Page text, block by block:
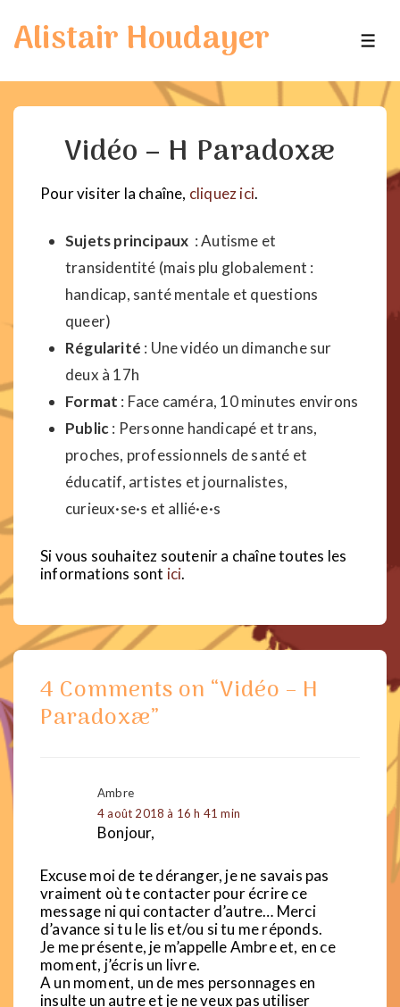
passer
Alistair Houdayer
Vidéo – H Paradoxæ
Pour visiter la chaîne, cliquez ici.
Sujets principaux : Autisme et
transidentité (mais plu globalement :
handicap, santé mentale et questions
queer)
Régularité : Une vidéo un dimanche sur
deux à 17h
Format : Face caméra, 10 minutes environs
Public: Personne handicapé et trans,
proches, professionnels de santé et
éducatif, artistes et journalistes,
curieux·se·s et allié·e·s
Si vous souhaitez soutenir a chaîne toutes les
informations sont ici.
4 Comments on “Vidéo – H
Paradoxæ”
Ambre
4 août 2018 à 16 h 41 min
Bonjour,
Excuse moi de te déranger, je ne savais pas
vraiment où te contacter pour écrire ce
message ni qui contacter d’autre… Merci
d’avance si tu le lis et/ou si tu me réponds.
Je me présente, je m’appelle Ambre et, en ce
moment, j’écris un livre.
A un moment, un de mes personnages en
insulte un autre et je ne veux pas utiliser